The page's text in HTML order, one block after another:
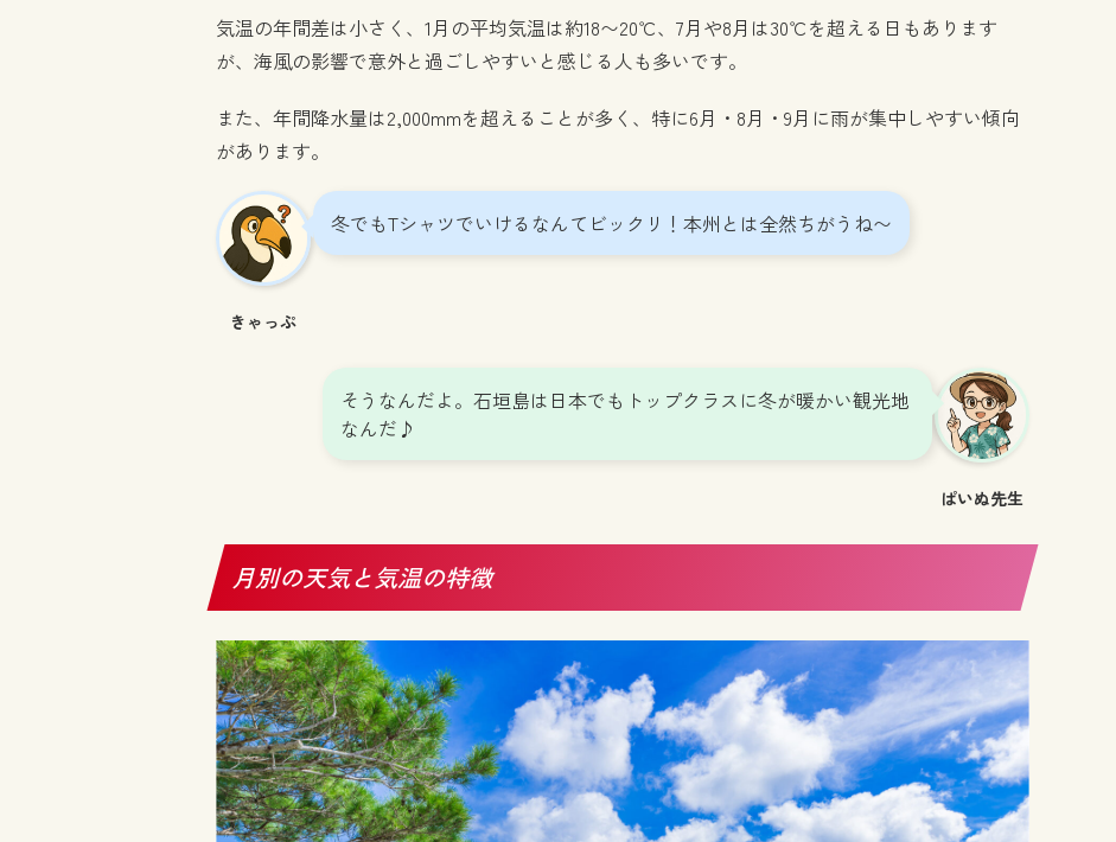
気温の年間差は小さく、1月の平均気温は約18〜20℃、7月や8月は30℃を超える日もあります
が、海風の影響で意外と過ごしやすいと感じる人も多いです。
また、年間降水量は2,000mmを超えることが多く、特に6月・8月・9月に雨が集中しやすい傾向
があります。
きゃっぷ
冬でもTシャツでいけるなんてビックリ！本州とは全然ちがうね〜
ぱいぬ先生
そうなんだよ。石垣島は日本でもトップクラスに冬が暖かい観光地
なんだ♪
月別の天気と気温の特徴